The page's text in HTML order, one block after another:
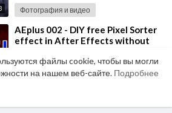
файлы cookie, чтобы вы могли
на нашем веб-сайте. Подробнее
Фотография и видео
⁣AEplus 002 - DIY free Pixel Sorter
effect in After Effects without
5 Просмотры ·05/27/20